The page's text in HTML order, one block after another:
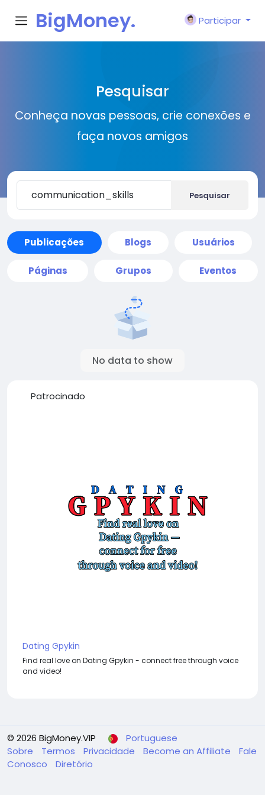
BigMoney.
Participar
Pesquisar
Conheça novas pessoas, crie conexões e
faça novos amigos
Pesquisar
Publicações Blogs Usuários
Páginas Grupos Eventos
No data to show
Patrocinado
Dating Gpykin
Find real love on Dating Gpykin - connect free through voice
and video!
© 2026 BigMoney.VIP
Portuguese
Sobre
Termos Privacidade Become an Affiliate
Fale
Conosco
Diretório